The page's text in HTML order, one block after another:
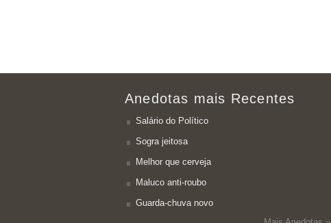
Anedotas mais Recentes
Salário do Político
Sogra jeitosa
Melhor que cerveja
Maluco anti-roubo
Guarda-chuva novo